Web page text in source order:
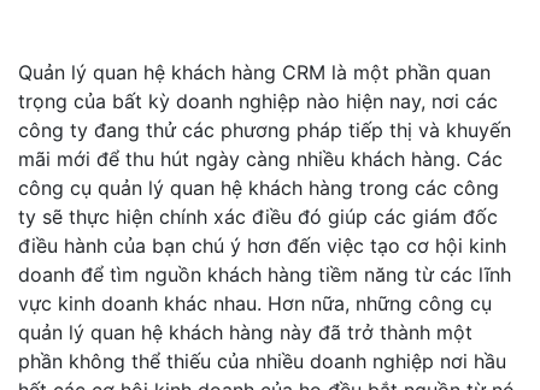
Quản lý quan hệ khách hàng CRM là một phần quan
trọng của bất kỳ doanh nghiệp nào hiện nay, nơi các
công ty đang thử các phương pháp tiếp thị và khuyến
mãi mới để thu hút ngày càng nhiều khách hàng. Các
công cụ quản lý quan hệ khách hàng trong các công
ty sẽ thực hiện chính xác điều đó giúp các giám đốc
điều hành của bạn chú ý hơn đến việc tạo cơ hội kinh
doanh để tìm nguồn khách hàng tiềm năng từ các lĩnh
vực kinh doanh khác nhau. Hơn nữa, những công cụ
quản lý quan hệ khách hàng này đã trở thành một
phần không thể thiếu của nhiều doanh nghiệp nơi hầu